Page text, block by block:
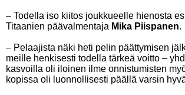
– Todella iso kiitos joukkueelle hienosta
Titaanien päävalmentaja Mika Piispanen.
– Pelaajista näki heti pelin päättymisen
meille henkisesti todella tärkeä voitto –
kasvoilla oli iloinen ilme onnistumisten
kopissa oli luonnollisesti päällä varsin